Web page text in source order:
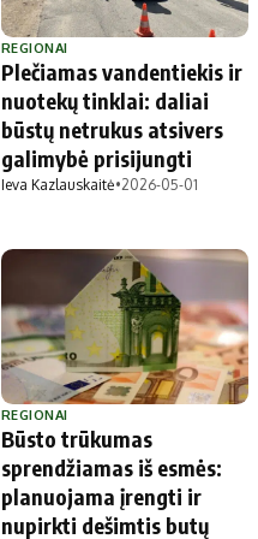
REGIONAI
Plečiamas vandentiekis ir
nuotekų tinklai: daliai
būstų netrukus atsivers
galimybė prisijungti
Ieva Kazlauskaitė•2026-05-01
REGIONAI
Būsto trūkumas
sprendžiamas iš esmės:
planuojama įrengti ir
nupirkti dešimtis butų